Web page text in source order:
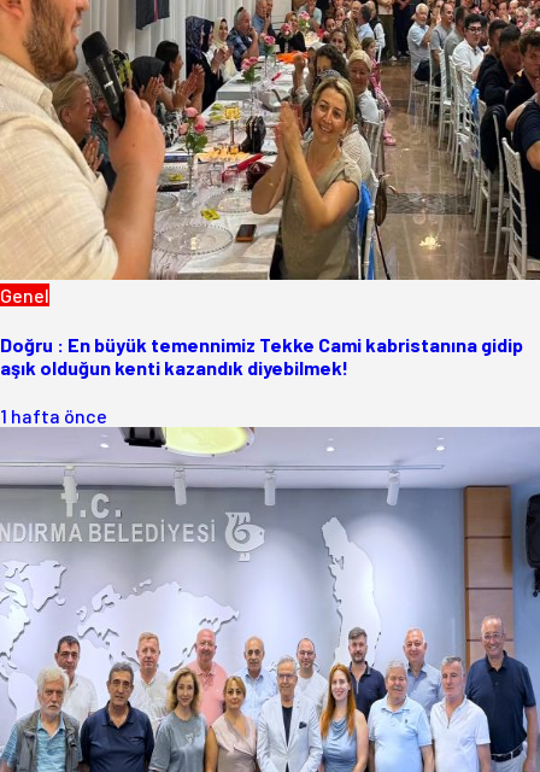
Genel
Doğru : En büyük temennimiz Tekke Cami kabristanına gidip
aşık olduğun kenti kazandık diyebilmek!
1 hafta önce